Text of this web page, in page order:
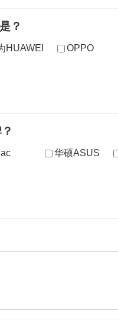
？
HUAWEI OPPO
华硕ASUS